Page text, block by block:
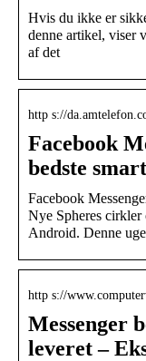
Hvis du ikke er
denne artikel, viser
af det
http s://
Facebook
bedste
Facebook
Nye Spheres cirkler
Android. Denne
http s://
Messenger
leveret –